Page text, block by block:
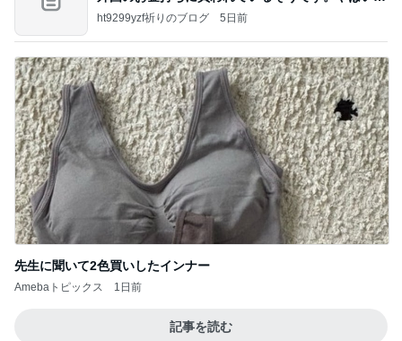
すよ
ht9299yzf祈りのブログ 5日前
先生に聞いて2色買いしたインナー
Amebaトピックス 1日前
記事を読む